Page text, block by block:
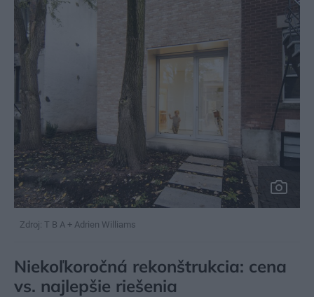
Zdroj: T B A + Adrien Williams
Niekoľkoročná rekonštrukcia: cena
vs. najlepšie riešenia